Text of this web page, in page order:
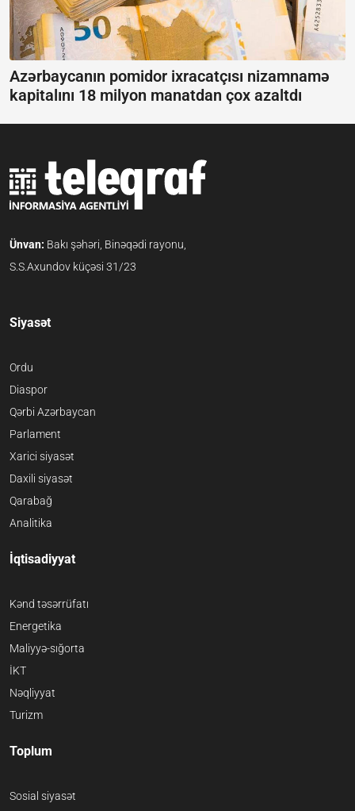
Azərbaycanın pomidor ixracatçısı nizamnamə
kapitalını 18 milyon manatdan çox azaltdı
Ünvan: Bakı şəhəri, Binəqədi rayonu,
S.S.Axundov küçəsi 31/23
Siyasət
Ordu
Diaspor
Qərbi Azərbaycan
Parlament
Xarici siyasət
Daxili siyasət
Qarabağ
Analitika
İqtisadiyyat
Kənd təsərrüfatı
Energetika
Maliyyə-sığorta
İKT
Nəqliyyat
Turizm
Toplum
Sosial siyasət